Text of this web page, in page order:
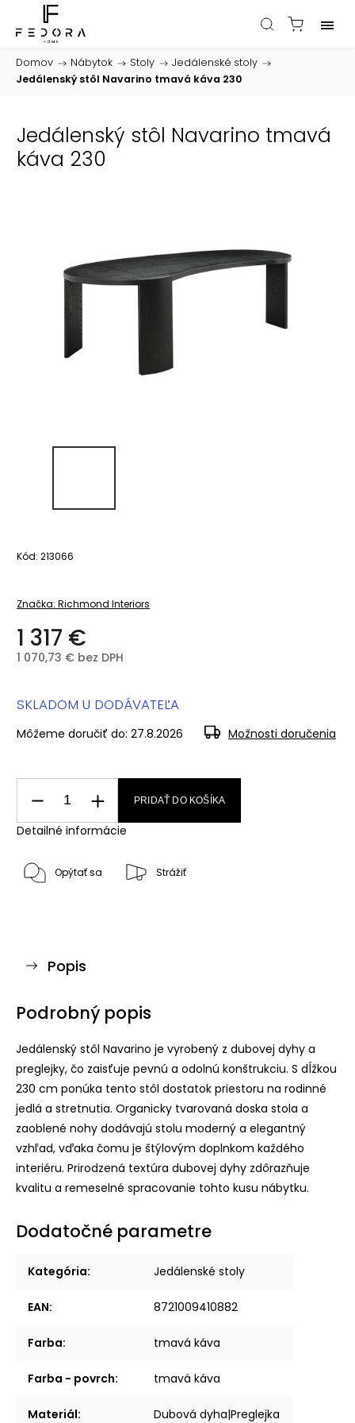
Domov / Nábytok / Stoly / Jedálenské stoly /
Jedálenský stôl Navarino tmavá káva 230
Jedálenský stôl Navarino tmavá
káva 230
Kód: 213066
Značka: Richmond Interiors
1 317 €
1 070,73 € bez DPH
SKLADOM U DODÁVATEĽA
Môžeme doručiť do: 27.8.2026 Možnosti doručenia
PRIDAŤ DO KOŠÍKA
Detailné informácie
Opýtať sa Strážiť
Popis
Podrobný popis
Jedálenský stôl Navarino je vyrobený z dubovej dyhy a
preglejky, čo zaisťuje pevnú a odolnú konštrukciu. S dĺžkou
230 cm ponúka tento stôl dostatok priestoru na rodinné
jedlá a stretnutia. Organicky tvarovaná doska stola a
zaoblené nohy dodávajú stolu moderný a elegantný
vzhľad, vďaka čomu je štýlovým doplnkom každého
interiéru. Prirodzená textúra dubovej dyhy zdôrazňuje
kvalitu a remeselné spracovanie tohto kusu nábytku.
Dodatočné parametre
Kategória: Jedálenské stoly
EAN: 8721009410882
Farba: tmavá káva
Farba - povrch: tmavá káva
Materiál: Dubová dyha|Preglejka